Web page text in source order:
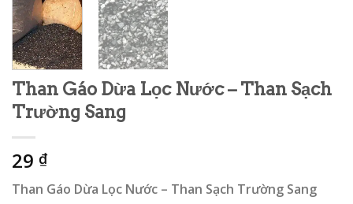
Than Gáo Dừa Lọc Nước – Than Sạch
Trường Sang
29 ₫
Than Gáo Dừa Lọc Nước – Than Sạch Trường Sang